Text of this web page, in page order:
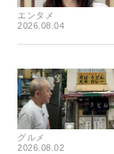
エンタメ
2026.08.04
グルメ
2026.08.02